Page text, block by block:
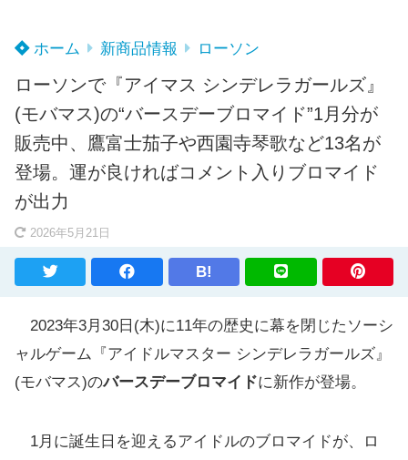
ホーム 新商品情報 ローソン
ローソンで『アイマス シンデレラガールズ』
(モバマス)の“バースデーブロマイド”1月分が
販売中、鷹富士茄子や西園寺琴歌など13名が
登場。運が良ければコメント入りブロマイド
が出力
2026年5月21日
B!
2023年3月30日(木)に11年の歴史に幕を閉じたソーシ
ャルゲーム『アイドルマスター シンデレラガールズ』
(モバマス)のバースデーブロマイドに新作が登場。
1月に誕生日を迎えるアイドルのブロマイドが、ロ